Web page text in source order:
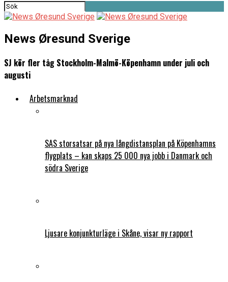
News Øresund Sverige
SJ kör fler tåg Stockholm-Malmö-Köpenhamn under juli och
augusti
Arbetsmarknad
SAS storsatsar på nya långdistansplan på Köpenhamns
flygplats – kan skaps 25 000 nya jobb i Danmark och
södra Sverige
Ljusare konjunkturläge i Skåne, visar ny rapport